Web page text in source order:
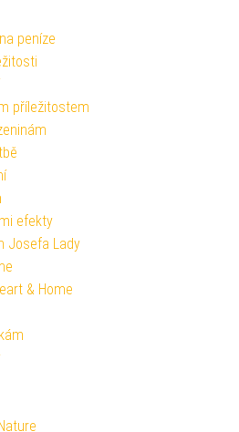
peníze
příležitostem
efekty
Josefa Lady
& Home